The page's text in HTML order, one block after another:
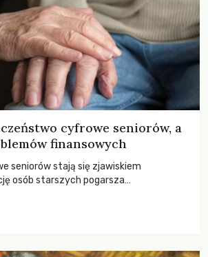
cyfrowe seniorów, a
finansowych
seniorów stają się zjawiskiem
osób starszych pogarsza